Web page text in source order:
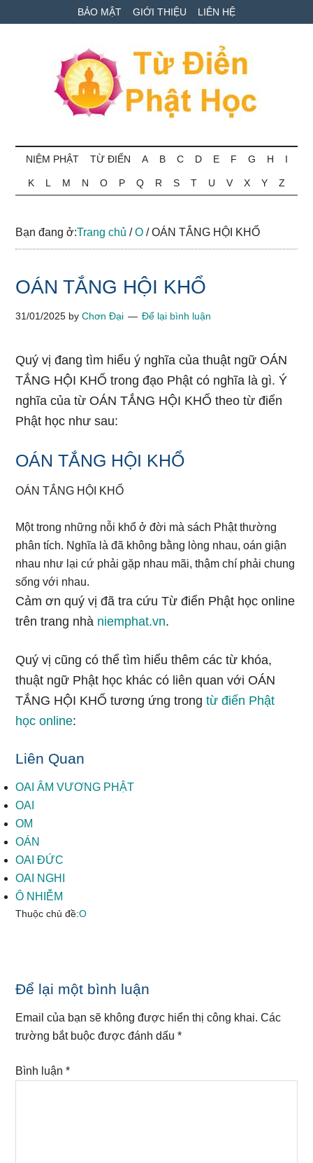
to
to
qua
BẢO MẬT GIỚI THIỆU LIÊN HỆ
Từ
điển
Phật
học
ngữ
NIỆM PHẬT TỪ ĐIỂN A B C D E F G H I
K L M N O P Q R S T U V X Y Z
Bạn đang ở:Trang chủ / O /OÁN TẮNG HỘI KHỔ
OÁN TẮNG HỘI KHỔ
31/01/2025 byChơn Đại Để lại bình luận
Quý vị đang tìm hiểu ý nghĩa của thuật ngữ OÁN
TẮNG HỘI KHỔ trong đạo Phật có nghĩa là gì. Ý
nghĩa của từ OÁN TẮNG HỘI KHỔ theo từ điển
Phật học như sau:
OÁN TẮNG HỘI KHỔ
OÁN TẮNG HỘI KHỔ
Một trong những nỗi khổ ở đời mà sách Phật thường
phân tích. Nghĩa là đã không bằng lòng nhau, oán giận
nhau như lại cứ phải gặp nhau mãi, thậm chí phải chung
sống với nhau.
Cảm ơn quý vị đã tra cứu Từ điển Phật học online
trên trang nhà niemphat.vn.
Quý vị cũng có thể tìm hiểu thêm các từ khóa,
thuật ngữ Phật học khác có liên quan với OÁN
TẮNG HỘI KHỔ tương ứng trongtừ điển Phật
học online:
Liên Quan
OAI ÂM VƯƠNG PHẬT
OAI
OM
OÁN
OAI ĐỨC
OAI NGHI
Ô NHIỄM
Thuộc chủ đề:O
Reader
Interactions
Để lại một bình luận
Email của bạn sẽ không được hiển thị công khai. Các
trường bắt buộc được đánh dấu*
Bình luận*